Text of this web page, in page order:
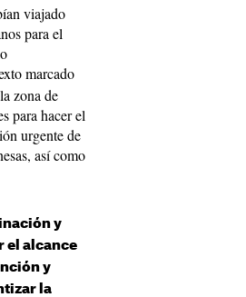
viajado
para el
marcado
zona de
para hacer el
urgente de
así como
y
el alcance
y
la